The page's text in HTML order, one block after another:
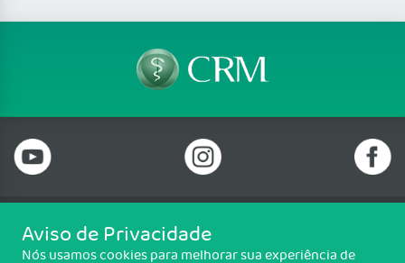
Telefone: 69 99912-5448
Aviso de Privacidade
Nós usamos cookies para melhorar sua experiência de